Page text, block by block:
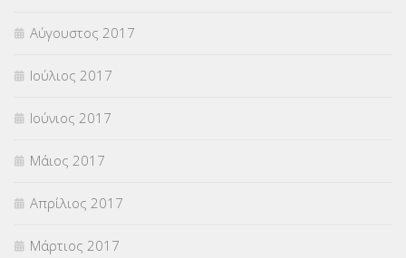
Αύγουστος 2017
Ιούλιος 2017
Ιούνιος 2017
Μάιος 2017
Απρίλιος 2017
Μάρτιος 2017